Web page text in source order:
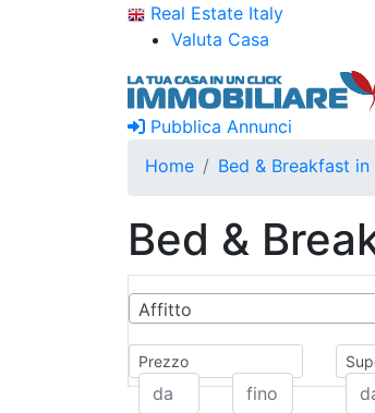
Real Estate Italy
Valuta Casa
Pubblica Annunci
Home
Bed & Breakfast
Bed &
Affitto
Prezzo